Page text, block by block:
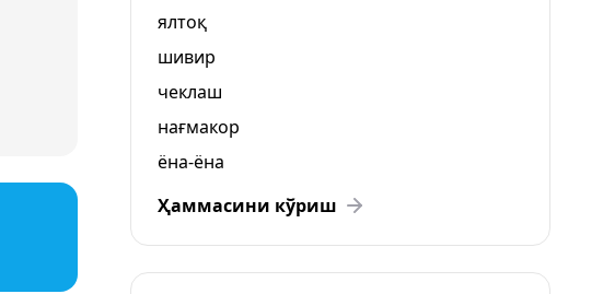
ялтоқ
шивир
чеклаш
нағмакор
ёна-ёна
Ҳаммасини кўриш